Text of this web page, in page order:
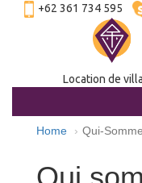
+62 361 734 595
Location de
Home Qui-